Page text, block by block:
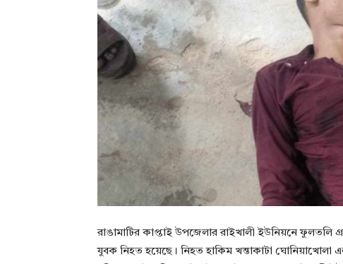
রাঙামাটির কাপ্তাই উপজেলার রাইখালী ইউনিয়নে ফুলতলি
যুবক নিহত হয়েছে। নিহত হাকিম খন্তাকাটা ঘোনিয়াখোলা